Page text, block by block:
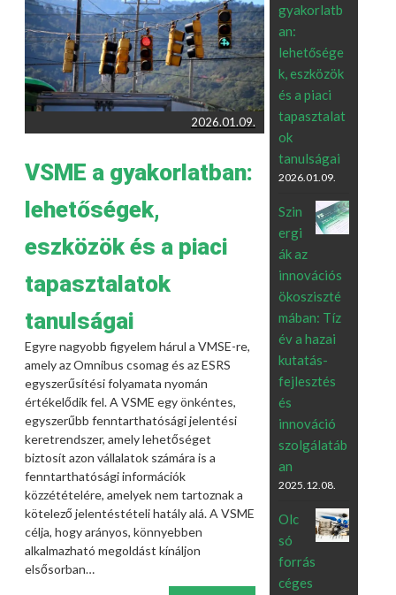
2026.01.09.
VSME a gyakorlatban:
lehetőségek,
eszközök és a piaci
tapasztalatok
tanulságai
Egyre nagyobb figyelem hárul a VMSE-re,
amely az Omnibus csomag és az ESRS
egyszerűsítési folyamata nyomán
értékelődik fel. A VSME egy önkéntes,
egyszerűbb fenntarthatósági jelentési
keretrendszer, amely lehetőséget
biztosít azon vállalatok számára is a
fenntarthatósági információk
közzétételére, amelyek nem tartoznak a
kötelező jelentéstételi hatály alá. A VSME
célja, hogy arányos, könnyebben
alkalmazható megoldást kínáljon
elsősorban…
gyakorlatb
an:
lehetősége
k, eszközök
és a piaci
tapasztalat
ok
tanulságai
2026.01.09.
Szin
ergi
ák az
innovációs
ökosziszté
mában: Tíz
év a hazai
kutatás-
fejlesztés
és
innováció
szolgálatáb
an
2025.12.08.
Olc
só
forrás
céges